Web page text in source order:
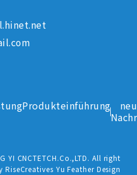
Produkteinführung
YI CNCTETCH.Co.,LTD. All right
RiseCreatives Yu Feather Design